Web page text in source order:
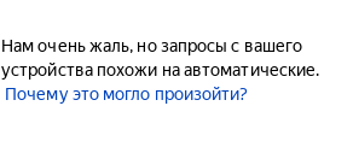
Нам очень жаль, но запросы с вашего
устройства похожи на автоматические.
Почему это могло произойти?